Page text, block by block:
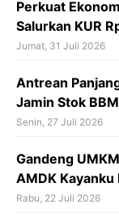
k
p
Perkuat
Salurkan KUR
Jumat, 31 Juli 2026
Antrean
Jamin Stok
Senin, 27 Juli 2026
Gandeng
AMDK Kayanku
Rabu, 22 Juli 2026